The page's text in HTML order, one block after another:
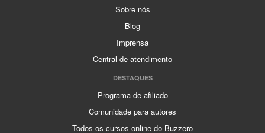
Sobre nós
Blog
Imprensa
Central de atendimento
DESTAQUES
Programa de afiliado
Comunidade para autores
Todos os cursos online do Buzzero